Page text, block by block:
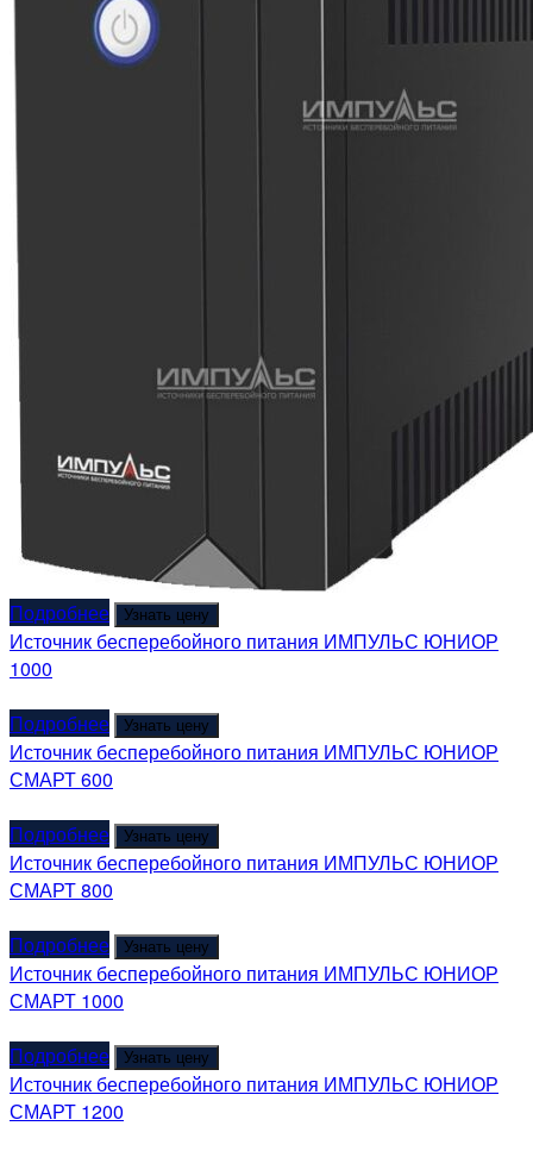
Подробнее Узнать цену
Источник бесперебойного питания ИМПУЛЬС ЮНИОР
1000
Подробнее
Узнать цену
Источник бесперебойного питания ИМПУЛЬС ЮНИОР
СМАРТ 600
Подробнее
Узнать цену
Источник бесперебойного питания ИМПУЛЬС ЮНИОР
СМАРТ 800
Подробнее
Узнать цену
Источник бесперебойного питания ИМПУЛЬС ЮНИОР
СМАРТ 1000
Подробнее
Узнать цену
Источник бесперебойного питания ИМПУЛЬС ЮНИОР
СМАРТ 1200